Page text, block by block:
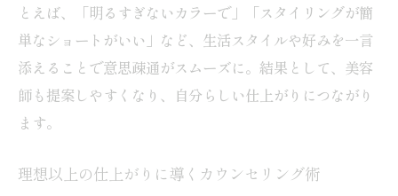
とえば、「明るすぎないカラーで」「スタイリングが簡
単なショートがいい」など、生活スタイルや好みを一言
添えることで意思疎通がスムーズに。結果として、美容
師も提案しやすくなり、自分らしい仕上がりにつながり
ます。
理想以上の仕上がりに導くカウンセリング術